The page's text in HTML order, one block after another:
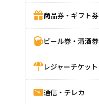
商品券・ギフト券
ビール券・清酒券
レジャーチケット
通信・テレカ